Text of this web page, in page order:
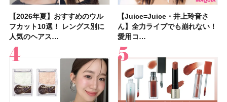
【2026年夏】おすすめのウル
フカット10選！ レングス別に
人気のヘアス…
【Juice=Juice・井上玲音さ
ん】全力ライブでも崩れない！
愛用コ…
【石井美保さん】おすすめの
「ブライトニング」11選！ ス
キンケアからサプ…
【2026夏】「大人のニキビケ
ア」ランキングTOP5！＜マキ
アビューティ…
【Juice=Juice・井上玲音さ
ん】全力ライブでも崩れない！
愛用コ…
【セザンヌ】新作パールグロウ
ハイライトNのスウォッチ＆口
コミを紹介！ ツ…
【2026年】ボディ用日焼け止
めUVのおすすめ20選！ この夏
注目の人気…
【クリスマスコフレ2026】
HACCIのホリデーギフトが豪華
すぎると話題…
【板野友美さんの美活】「実は
うねりやすいクセ毛なんです」
美しいロングヘア…
【美容系・伊能忠敬界隈】目指
すは日本縦断！ 山之内すずさ
んが100km歩…
【2026年夏】40代におすすめ
の髪型30選！ 若く見える・手
入れが楽な…
【2026年夏】おすすめの髪型
36選！ショート・ボブ・ミディ
アム・ロング…
【フォロー＆いいねで当たる】
中国割烹旅館 掬水亭の宿泊券
を1組2名様にプ…
【鈴木えみさんの愛用品30選】
コスメ・スキンケア・ヘアケア
etc.お気に…
【新色追加】セザンヌ「ウォー
タリーティントリップ」全色レ
ビュー｜イエベ・…
【セザンヌ】8/7新色追加！
「ウォータリーティントリップ
」10モモピュ…